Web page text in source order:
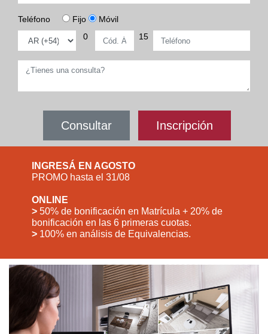
Teléfono Fijo
Móvil
0
15
Consultar Inscripción
INGRESÁ EN AGOSTO
PROMO hasta el 31/08
ONLINE
> 50% de bonificación en Matrícula + 20% de
bonificación en las 6 primeras cuotas.
> 100% en análisis de Equivalencias.